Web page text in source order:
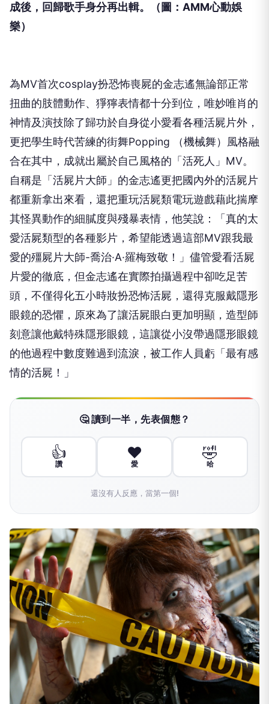
成後，回歸歌手身分再出輯。
（圖：AMM心動娛
樂）
為MV首次cosplay扮恐怖喪屍的金志遙無論部正常
扭曲的肢體動作、猙獰表情都十分到位，唯妙唯肖的
神情及演技除了歸功於自身從小愛看各種活屍片外，
更把學生時代苦練的街舞Popping （機械舞）風格融
合在其中，成就出屬於自己風格的「活死人」 MV。
自稱是「活屍片大師」的金志遙更把國內外的活屍片
都重新拿出來看，還把重玩活屍類電玩遊戲藉此揣摩
其怪異動作的細膩度與殘暴表情，他笑說：「真的太
愛活屍類型的各種影片，希望能透過這部MV跟我最
愛的殭屍片大師-喬治·A·羅梅致敬！」儘管愛看活屍
片愛的徹底，但金志遙在實際拍攝過程中卻吃足苦
頭，不僅得化五小時妝扮恐怖活屍，還得克服戴隱形
眼鏡的恐懼，原來為了讓活屍眼白更加明顯，造型師
刻意讓他戴特殊隱形眼鏡，這讓從小沒帶過隱形眼鏡
的他過程中數度難過到流淚，被工作人員虧「最有感
情的活屍！」
🤔 讀到一半，先表個態？
👍
讚
❤️
愛
🤣
哈
還沒有人反應，當第一個!